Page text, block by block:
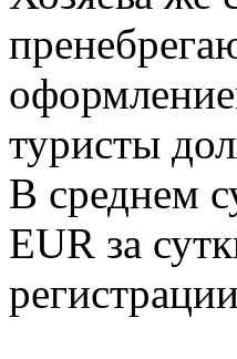
туристы
В среднем
EUR за